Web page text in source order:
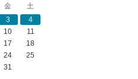
金
土
3
4
10
11
17
18
24
25
31